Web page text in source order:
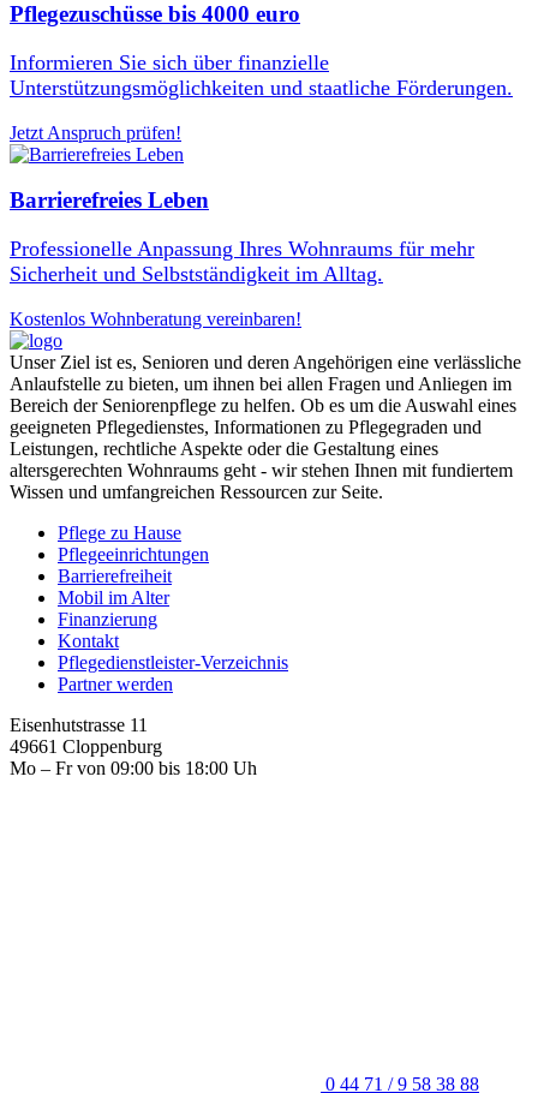
Pflegezuschüsse bis 4000 euro
Informieren Sie sich über finanzielle
Unterstützungsmöglichkeiten und staatliche Förderungen.
Jetzt Anspruch prüfen!
Barrierefreies Leben
Professionelle Anpassung Ihres Wohnraums für mehr
Sicherheit und Selbstständigkeit im Alltag.
Kostenlos Wohnberatung vereinbaren!
Unser Ziel ist es, Senioren und deren Angehörigen eine verlässliche
Anlaufstelle zu bieten, um ihnen bei allen Fragen und Anliegen im
Bereich der Seniorenpflege zu helfen. Ob es um die Auswahl eines
geeigneten Pflegedienstes, Informationen zu Pflegegraden und
Leistungen, rechtliche Aspekte oder die Gestaltung eines
altersgerechten Wohnraums geht - wir stehen Ihnen mit fundiertem
Wissen und umfangreichen Ressourcen zur Seite.
Pflege zu Hause
Pflegeeinrichtungen
Barrierefreiheit
Mobil im Alter
Finanzierung
Kontakt
Pflegedienstleister-Verzeichnis
Partner werden
Eisenhutstrasse 11
49661 Cloppenburg
Mo – Fr von 09:00 bis 18:00 Uh
0 44 71 / 9 58 38 88